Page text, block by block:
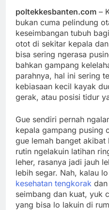
poltekkesbanten.com –
bukan cuma pelindung
keseimbangan tubuh
otot di sekitar kepala
bisa sering ngerasa
bahkan gampang
parahnya, hal ini sering
kebiasaan kecil kayak
gerak, atau posisi tidur
Gue sendiri pernah
kepala gampang pusing
gue lemah banget
rutin ngelakuin latihan
leher, rasanya jadi jauh
lebih segar. Nah, kalau
kesehatan tengkorak
seimbang dan kuat, yuk
yang bisa lo lakuin di